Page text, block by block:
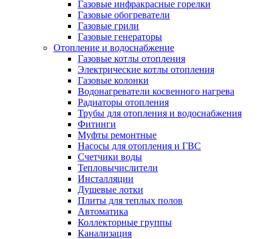
Газовые инфракрасные горелки
Газовые обогреватели
Газовые грили
Газовые генераторы
Отопление и водоснабжение
Газовые котлы отопления
Электрические котлы отопления
Газовые колонки
Водонагреватели косвенного нагрева
Радиаторы отопления
Трубы для отопления и водоснабжения
Фитинги
Муфты ремонтные
Насосы для отопления и ГВС
Счетчики воды
Тепловычислители
Инсталляции
Душевые лотки
Плиты для теплых полов
Автоматика
Коллекторные группы
Канализация